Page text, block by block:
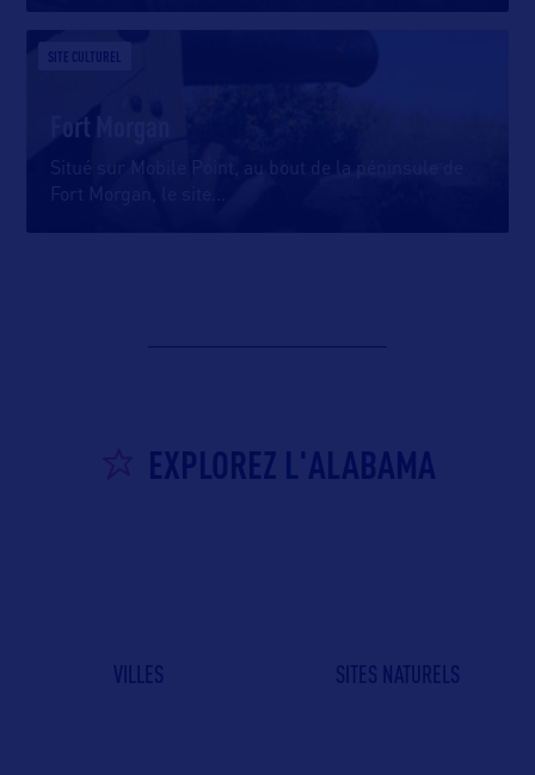
SITE CULTUREL
Fort Morgan
Situé sur Mobile Point, au bout de la péninsule de
Fort Morgan, le site
EXPLOREZ L'ALABAMA
VILLES SITES NATURELS